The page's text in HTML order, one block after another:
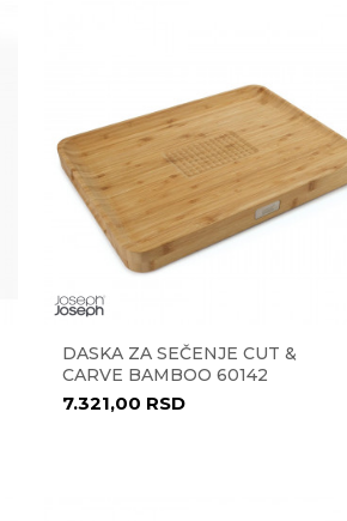
DASKA ZA SEČENJE CUT &
CARVE BAMBOO 60142
7.321,00 RSD